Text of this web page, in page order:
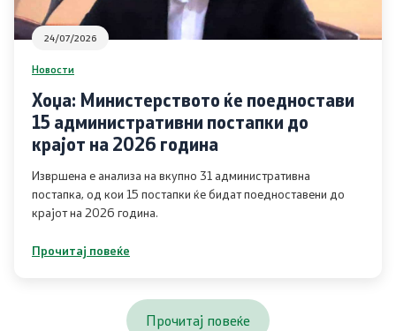
Воздух
Отпад
Почва
Испити
Жиро сметки - Отпад
Објави
24/07/2026
Новости
Хоџа: Министерството ќе поедностави
15 административни постапки до
крајот на 2026 година
Извршена е анализа на вкупно 31 административна
постапка, од кои 15 постапки ќе бидат поедноставени до
крајот на 2026 година.
Прочитај повеќе
Прочитај повеќе